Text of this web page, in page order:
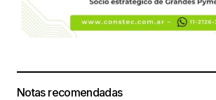
Notas recomendadas